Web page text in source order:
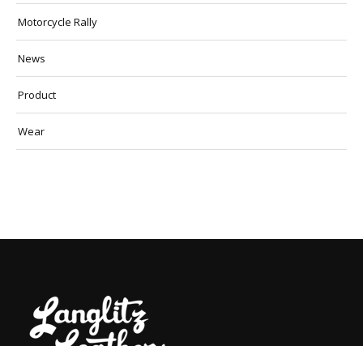
Motorcycle Rally
News
Product
Wear